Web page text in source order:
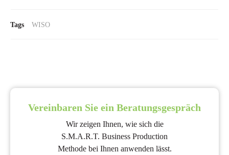
Tags WISO
Vereinbaren Sie ein Beratungsgespräch
Wir zeigen Ihnen, wie sich die
S.M.A.R.T. Business Production
Methode bei Ihnen anwenden lässt.